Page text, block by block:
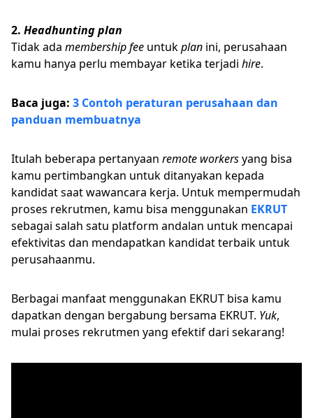
2. Headhunting plan
Tidak ada membership fee untukplan ini, perusahaan
kamu hanya perlu membayar ketika terjadi hire.
Baca juga: 3 Contoh peraturan perusahaan dan
panduan membuatnya
Itulah beberapa pertanyaan remote workersyang bisa
kamu pertimbangkan untuk ditanyakan kepada
kandidat saat wawancara kerja. Untuk mempermudah
proses rekrutmen, kamu bisa menggunakan EKRUT
sebagai salah satu platform andalan untuk mencapai
efektivitas dan mendapatkan kandidat terbaik untuk
perusahaanmu.
Berbagai manfaat menggunakan EKRUT bisa kamu
dapatkan dengan bergabung bersama EKRUT. Yuk,
mulai proses rekrutmen yang efektif dari sekarang!